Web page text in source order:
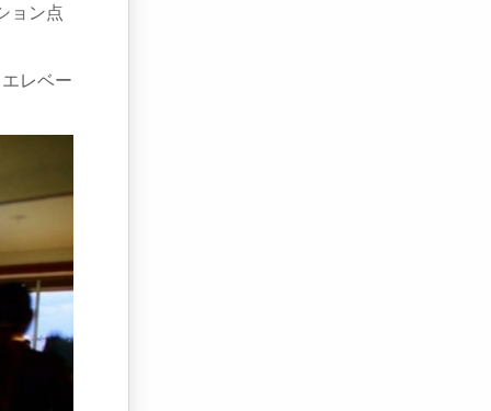
ョン点
レベー